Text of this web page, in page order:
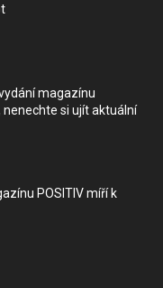
magazínu
nenechte si ujít aktuální
POSITIV míří k